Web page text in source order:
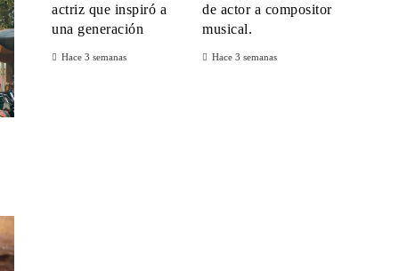
actriz que inspiró a
una generación
Hace 3 semanas
de actor a compositor
musical.
Hace 3 semanas